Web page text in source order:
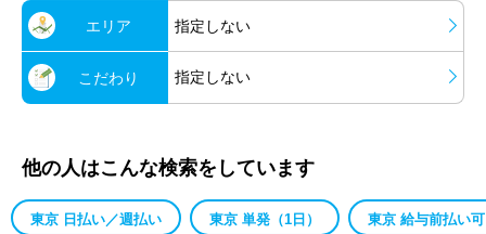
エリア 指定しない
こだわり 指定しない
他の人はこんな検索をしています
東京 日払い／週払い 東京 単発（1日） 東京 給与前払い可